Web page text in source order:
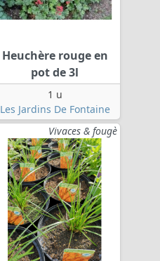
Heuchère rouge en
pot de 3l
1 u
Les Jardins De Fontaine
Vivaces & fougè